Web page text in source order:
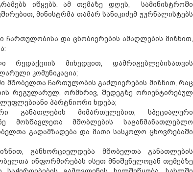
იწყებს. ამ თემაზე დღეს, სამინისტროში
მინისტრმა თამარ სანიკიძემ ჟურნალისტებს
ჩართულობისა და ცნობიერების ამაღლების მიზნით,
მიხედვით, დამრიგებლებისათვის
კომუნიკაცია;
მშობელთა ჩართულობის გაძლიერების მიზნით, რაც
რეგულარულ, ორმხრივ, შედეგზე ორიენტირებულ
პარტნიორი ხდება;
განათლების მიმართულებით, სპეციალური
მოსწავლეთა მშობლების საგანმანათლებლო
გადამზადება და მათი სასკოლო ცხოვრებაში
განხორციელდება მშობელთა განათლების
ინფორმირებას ისეთ მნიშვნელოვან თემებზე